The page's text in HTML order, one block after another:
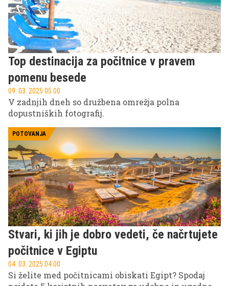
Top destinacija za počitnice v pravem
pomenu besede
09. 03. 2025 05.00
V zadnjih dneh so družbena omrežja polna
dopustniških fotografij.
POTOVANJA
Stvari, ki jih je dobro vedeti, če načrtujete
počitnice v Egiptu
04. 03. 2025 04.00
Si želite med počitnicami obiskati Egipt? Spodaj